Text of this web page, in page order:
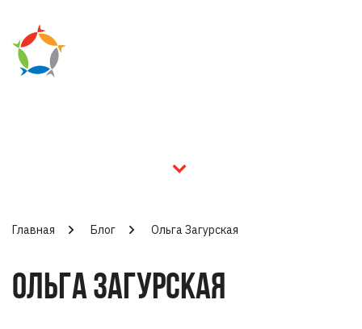
Главная Блог Ольга Загурская
ОЛЬГА ЗАГУРСКАЯ